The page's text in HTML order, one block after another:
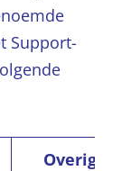
Support-
Overige